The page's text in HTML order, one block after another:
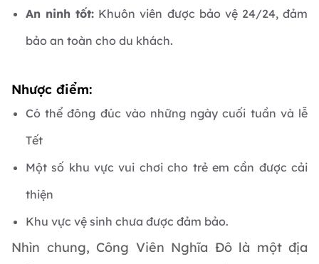
An ninh tốt: Khuôn viên được bảo vệ 24/24, đảm
bảo an toàn cho du khách.
Nhược điểm:
Có thể đông đúc vào những ngày cuối tuần và lễ
Tết
Một số khu vực vui chơi cho trẻ em cần được cải
thiện
Khu vực vệ sinh chưa được đảm bảo.
Nhìn chung, Công Viên Nghĩa Đô là một địa